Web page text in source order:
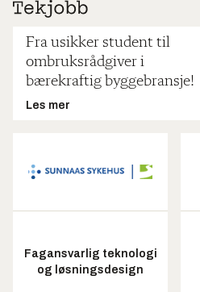
Fra usikker student til
ombruksrådgiver i
bærekraftig byggebransje!
Les mer
Fagansvarlig teknologi
og løsningsdesign